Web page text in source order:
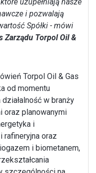
i pozwalają
Spółki- mówi
Zarządu Torpol Oil &
Torpol Oil & Gas
od momentu
w branży
oraz planowanymi
i
rafineryjna oraz
i biometanem,